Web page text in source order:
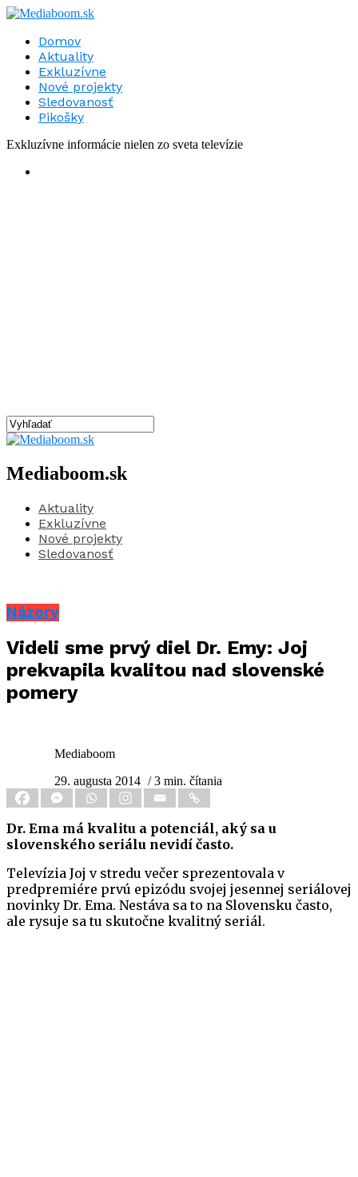
Domov
Aktuality
Exkluzívne
Nové projekty
Sledovanosť
Pikošky
Exkluzívne informácie nielen zo sveta televízie
Mediaboom.sk
Aktuality
Exkluzívne
Nové projekty
Sledovanosť
Názory
Videli sme prvý diel Dr. Emy: Joj
prekvapila kvalitou nad slovenské
pomery
Mediaboom
29. augusta 2014 / 3 min. čítania
Dr. Ema má kvalitu a potenciál, aký sa u
slovenského seriálu nevidí často.
Televízia Joj v stredu večer sprezentovala v
predpremiére prvú epizódu svojej jesennej seriálovej
novinky Dr. Ema. Nestáva sa to na Slovensku často,
ale rysuje sa tu skutočne kvalitný seriál.